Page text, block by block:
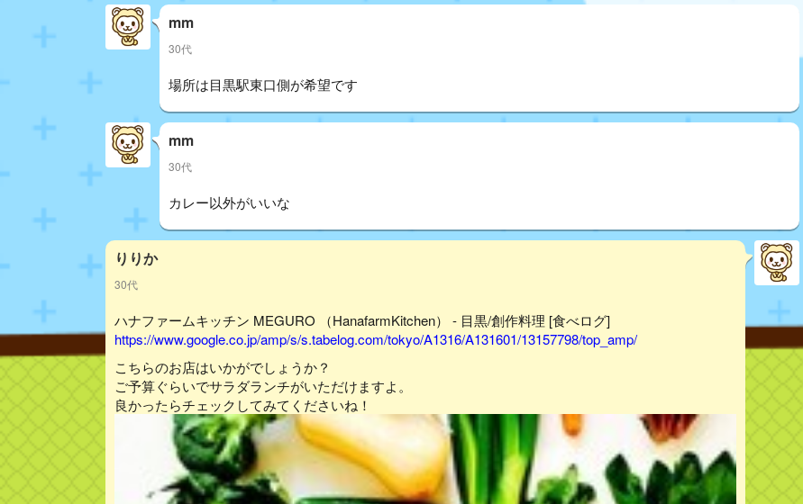
mm
30代
場所は目黒駅東口側が希望です
mm
30代
カレー以外がいいな
りりか
30代
ハナファームキッチン MEGURO （HanafarmKitchen） - 目黒/創作料理 [食べログ]
https://www.google.co.jp/amp/s/s.tabelog.com/tokyo/A1316/A131601/13157798/top_amp/
こちらのお店はいかがでしょうか？
ご予算ぐらいでサラダランチがいただけますよ。
良かったらチェックしてみてくださいね！